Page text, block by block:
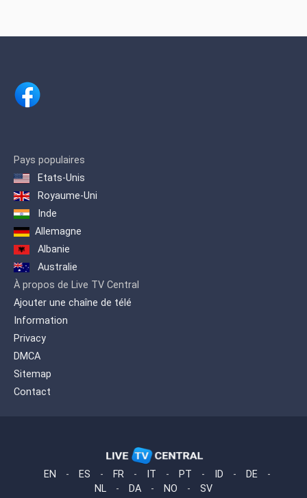
Pays populaires
Etats-Unis
Royaume-Uni
Inde
Allemagne
Albanie
Australie
À propos de Live TV Central
Ajouter une chaîne de télé
Information
Privacy
DMCA
Sitemap
Contact
EN - ES - FR - IT - PT - ID - DE
-
NL
- DA - NO - SV